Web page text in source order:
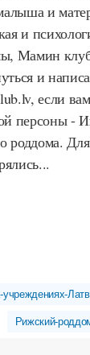
и
и
Мамин
и
если
персоны -
роддома.
Рижский-